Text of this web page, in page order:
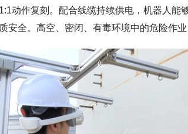
动作复刻。配合线缆持续供电，机器人
安全。高空、密闭、有毒环境中的危险作